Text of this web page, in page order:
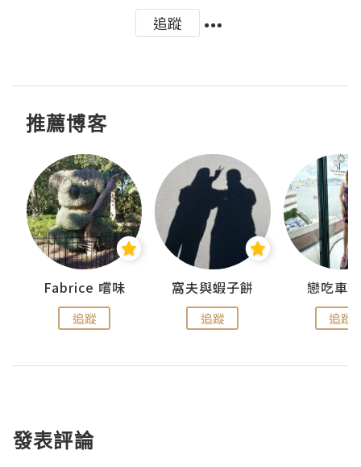
追蹤
推薦博客
Fabrice 嚐味
追蹤
窩夫與蝦子餅
追蹤
戀吃車
追蹤
發表評論